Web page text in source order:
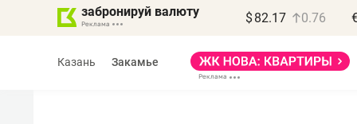
забронируй валюту $ 82.17 0.76
Казань Закамье